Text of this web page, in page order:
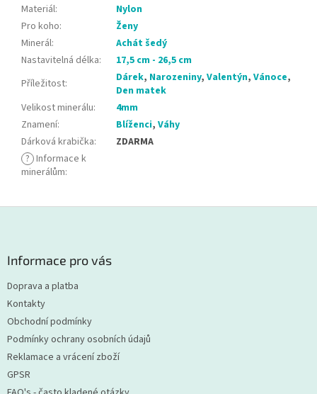
Materiál:
Nylon
Pro koho:
Ženy
Minerál:
Achát šedý
Nastavitelná délka:
17,5 cm - 26,5 cm
Příležitost: Dárek, Narozeniny, Valentýn, Vánoce,
Den matek
Velikost minerálu:
4mm
Znamení: Blíženci, Váhy
Dárková krabička:
ZDARMA
? Informace k
minerálům:
Informace pro vás
Doprava a platba
Kontakty
Obchodní podmínky
Podmínky ochrany osobních údajů
Reklamace a vrácení zboží
GPSR